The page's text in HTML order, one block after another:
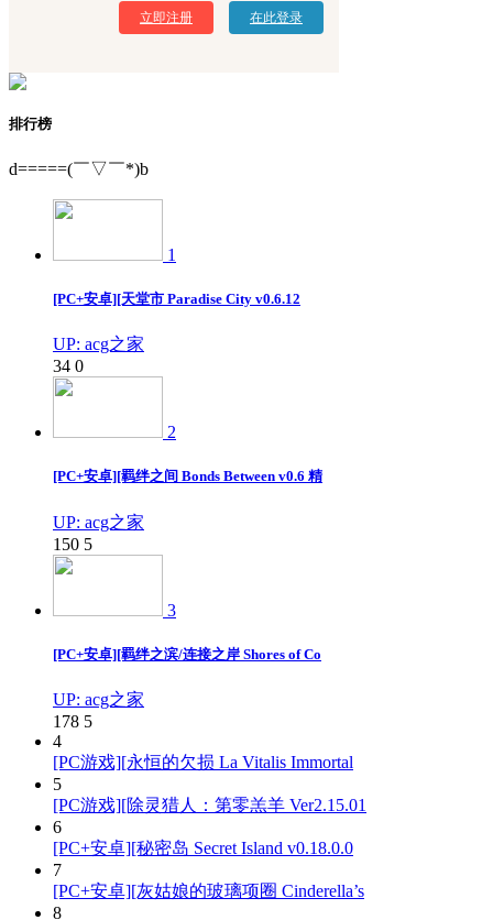
立即注册 在此登录
排行榜
d=====(￣▽￣*)b
1
[PC+安卓][天堂市 Paradise City v0.6.12
UP: acg之家
34 0
2
[PC+安卓][羁绊之间 Bonds Between v0.6 精
UP: acg之家
150 5
3
[PC+安卓][羁绊之滨/连接之岸 Shores of Co
UP: acg之家
178 5
4
[PC游戏][永恒的欠损 La Vitalis Immortal
5
[PC游戏][除灵猎人：第零羔羊 Ver2.15.01
6
[PC+安卓][秘密岛 Secret Island v0.18.0.0
7
[PC+安卓][灰姑娘的玻璃项圈 Cinderella’s
8